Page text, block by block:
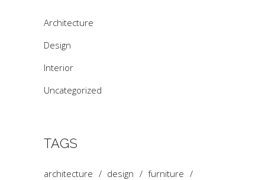
Architecture
Design
Interior
Uncategorized
TAGS
architecture design
furniture